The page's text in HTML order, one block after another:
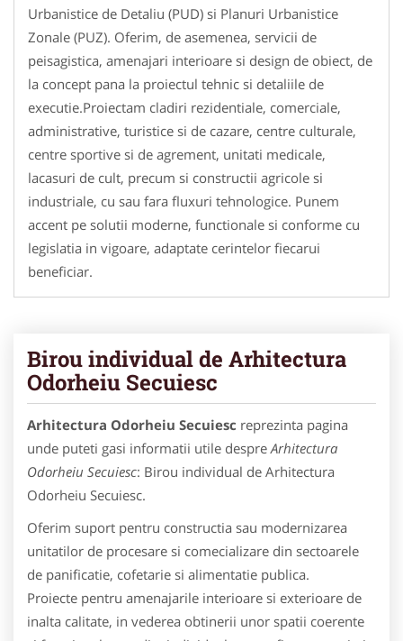
Urbanistice de Detaliu (PUD) si Planuri Urbanistice
Zonale (PUZ). Oferim, de asemenea, servicii de
peisagistica, amenajari interioare si design de obiect, de
la concept pana la proiectul tehnic si detaliile de
executie.Proiectam cladiri rezidentiale, comerciale,
administrative, turistice si de cazare, centre culturale,
centre sportive si de agrement, unitati medicale,
lacasuri de cult, precum si constructii agricole si
industriale, cu sau fara fluxuri tehnologice. Punem
accent pe solutii moderne, functionale si conforme cu
legislatia in vigoare, adaptate cerintelor fiecarui
beneficiar.
Birou individual de Arhitectura
Odorheiu Secuiesc
Arhitectura Odorheiu Secuiesc reprezinta pagina
unde puteti gasi informatii utile despre Arhitectura
Odorheiu Secuiesc: Birou individual de Arhitectura
Odorheiu Secuiesc.
Oferim suport pentru constructia sau modernizarea
unitatilor de procesare si comecializare din sectoarele
de panificatie, cofetarie si alimentatie publica.
Proiecte pentru amenajarile interioare si exterioare de
inalta calitate, in vederea obtinerii unor spatii coerente